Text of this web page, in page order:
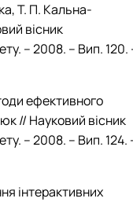
Т. П. Кальна-
вісник
– 2008. – Вип. 120.
ефективного
// Науковий вісник
–2008. – Вип. 124.
інтерактивних